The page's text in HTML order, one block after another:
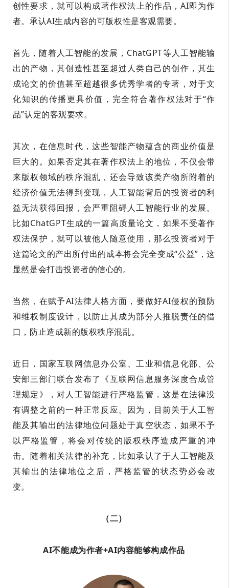
创性要求，就可以构成著作权法上的作品，AI即为作
者。承认AI生成内容的可版权性是客观需要。
首先，随着人工智能的发展，ChatGPT等人工智能输
出的产物，其创造性甚至超过人类自己的创作，其生
成论文的价值甚至超越很多优秀学者的专著，对于文
化知识的传播更具价值，完全符合著作权法对于“作
品”认定的客观要求。
其次，在信息时代，这些智能产物蕴含的商业价值是
巨大的。如果否定其在著作权法上的地位，不仅会带
来版权领域的秩序混乱，还会导致该类产物所附着的
经济价值无法得到变现，人工智能背后的投资者的利
益无法获得回报，会严重阻碍人工智能行业的发展。
比如ChatGPT生成的一篇高质量论文，如果不受著作
权法保护，就可以被他人随意使用，那么投资者对于
这篇论文的产出所付出的成本将会完全变成“公益”，这
显然是会打击投资者的信心的。
当然，在赋予AI法律人格方面，要做好AI侵权的预防
和维权制度设计，以防止其成为部分人推脱责任的借
口，防止造成新的版权秩序混乱。
近日，国家互联网信息办公室、工业和信息化部、公
安部三部门联合发布了《互联网信息服务深度合成管
理规定》，对人工智能进行严格监管，这是在法律没
有调整之前的一种正常反应。因为，目前关于人工智
能及其输出的法律地位问题处于真空状态，如果不予
以严格监管，将会对传统的版权秩序造成严重的冲
击。随着相关法律的补充，比如承认了于人工智能及
其输出的法律地位之后，严格监管的状态势必会改
变。
（二）
AI不能成为作者+AI内容能够构成作品